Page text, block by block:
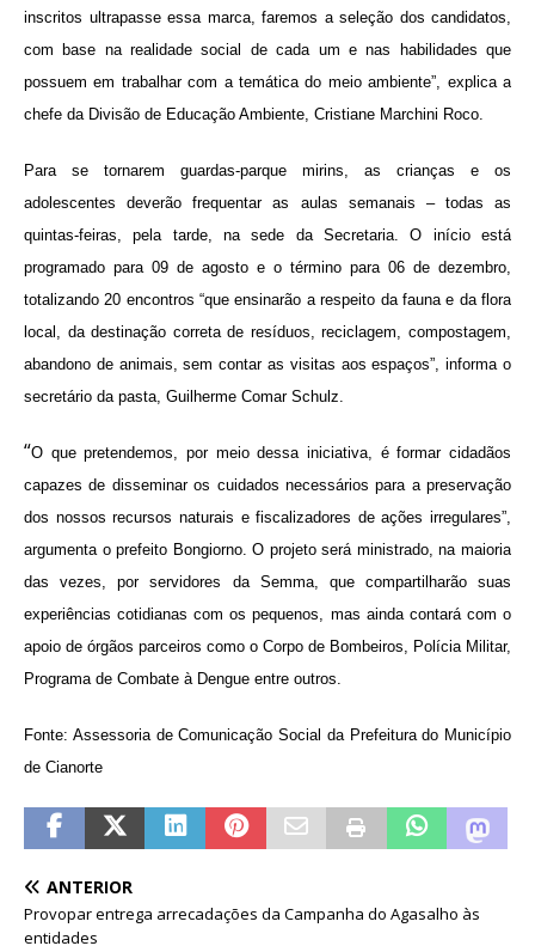
inscritos ultrapasse essa marca, faremos a seleção dos candidatos,
com base na realidade social de cada um e nas habilidades que
possuem em trabalhar com a temática do meio ambiente”, explica a
chefe da Divisão de Educação Ambiente, Cristiane Marchini Roco.
Para se tornarem guardas-parque mirins, as crianças e os
adolescentes deverão frequentar as aulas semanais – todas as
quintas-feiras, pela tarde, na sede da Secretaria. O início está
programado para 09 de agosto e o término para 06 de dezembro,
totalizando 20 encontros “que ensinarão a respeito da fauna e da flora
local, da destinação correta de resíduos, reciclagem, compostagem,
abandono de animais, sem contar as visitas aos espaços”, informa o
secretário da pasta, Guilherme Comar Schulz.
“O que pretendemos, por meio dessa iniciativa, é formar cidadãos
capazes de disseminar os cuidados necessários para a preservação
dos nossos recursos naturais e fiscalizadores de ações irregulares”,
argumenta o prefeito Bongiorno. O projeto será ministrado, na maioria
das vezes, por servidores da Semma, que compartilharão suas
experiências cotidianas com os pequenos, mas ainda contará com o
apoio de órgãos parceiros como o Corpo de Bombeiros, Polícia Militar,
Programa de Combate à Dengue entre outros.
Fonte: Assessoria de Comunicação Social da Prefeitura do Município
de Cianorte
ANTERIOR
Provopar entrega arrecadações da Campanha do Agasalho às
entidades